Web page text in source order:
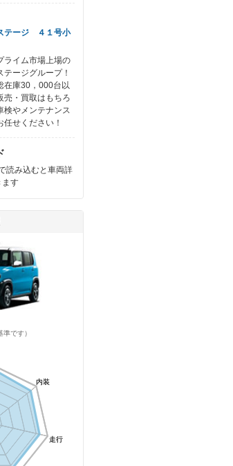
テージ ４１号小
ライム市場上場の
テージグループ！
在庫30，000台以
売・買取はもちろ
検やメンテナンス
任せください！
読み込むと車両詳
ます
です）
内装
走行
内装
走行